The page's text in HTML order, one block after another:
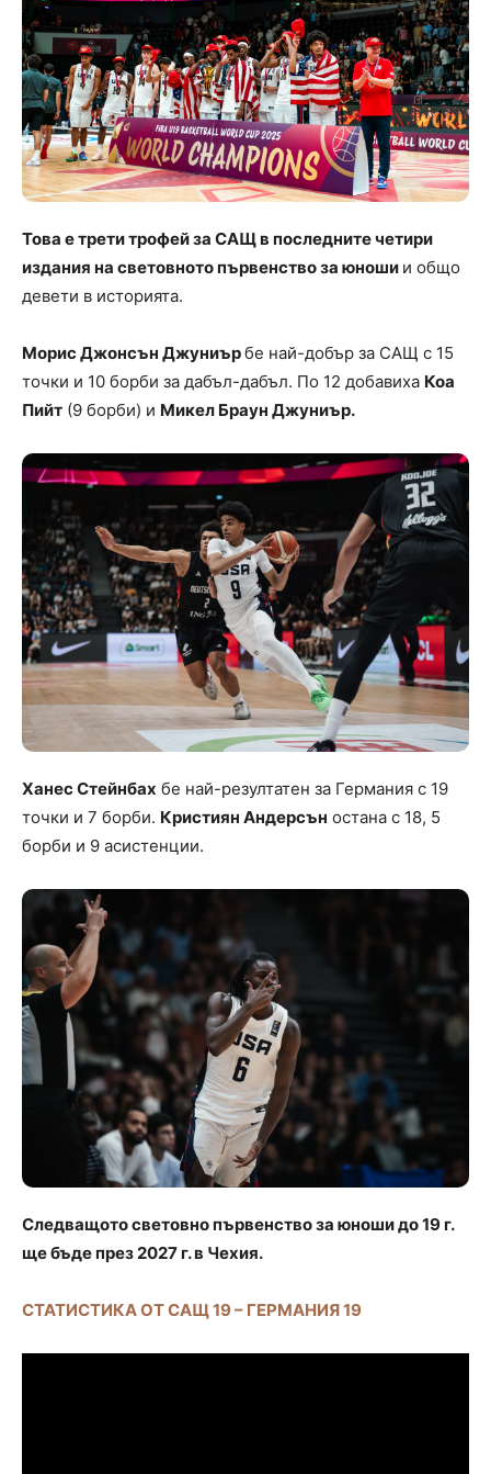
Това е трети трофей за САЩ в последните четири
издания на световното първенство за юноши и общо
девети в историята.
Морис Джонсън Джуниърбе най-добър за САЩ с 15
точки и 10 борби за дабъл-дабъл. По 12 добавиха Коа
Пийт (9 борби) и Микел Браун Джуниър.
Ханес Стейнбах бе най-резултатен за Германия с 19
точки и 7 борби. Кристиян Андерсън остана с 18, 5
борби и 9 асистенции.
Следващото световно първенство за юноши до 19 г.
ще бъде през 2027 г. в Чехия.
СТАТИСТИКА ОТ САЩ 19 – ГЕРМАНИЯ 19